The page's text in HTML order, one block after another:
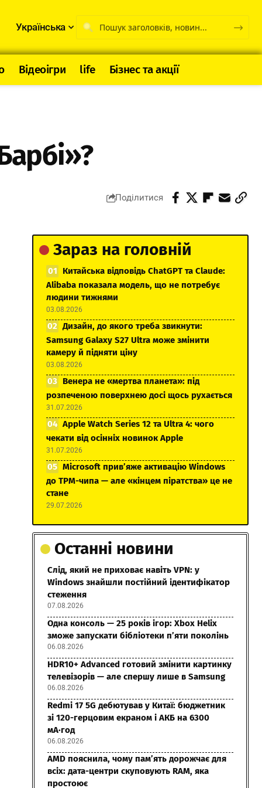
Українська
Відеоігри life Бізнес та акції
Поділитися
Зараз на головній
Китайська відповідь ChatGPT та Claude:
Alibaba показала модель, що не потребує
людини тижнями
03.08.2026
Дизайн, до якого треба звикнути:
Samsung Galaxy S27 Ultra може змінити
камеру й підняти ціну
03.08.2026
Венера не «мертва планета»: під
розпеченою поверхнею досі щось рухається
31.07.2026
Apple Watch Series 12 та Ultra 4: чого
чекати від осінніх новинок Apple
31.07.2026
Microsoft прив’яже активацію Windows
до TPM-чипа — але «кінцем піратства» це не
стане
29.07.2026
Останні новини
Слід, який не приховає навіть VPN: у
Windows знайшли постійний ідентифікатор
стеження
07.08.2026
Одна консоль — 25 років ігор: Xbox Helix
зможе запускати бібліотеки п’яти поколінь
06.08.2026
HDR10+ Advanced готовий змінити картинку
телевізорів — але спершу лише в Samsung
06.08.2026
Redmi 17 5G дебютував у Китаї: бюджетник
зі 120-герцовим екраном і АКБ на 6300
мА·год
06.08.2026
AMD пояснила, чому пам’ять дорожчає для
всіх: дата-центри скуповують RAM, яка
простоює